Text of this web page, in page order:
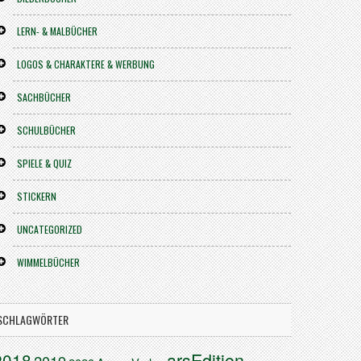
LERN- & MALBÜCHER
LOGOS & CHARAKTERE & WERBUNG
SACHBÜCHER
SCHULBÜCHER
SPIELE & QUIZ
STICKERN
UNCATEGORIZED
WIMMELBÜCHER